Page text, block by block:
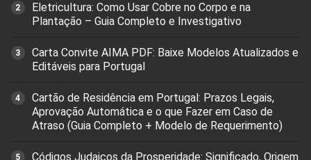
Eletricultura: Como Usar Cobre no Corpo e na
Plantação – Guia Completo e Investigativo
Carta Convite AIMA PDF: Baixe Modelos Atualizados e
Editáveis para Portugal
Cartão de Residência em Portugal: Prazos Legais,
Aprovação Automática e o que Fazer em Caso de
Atraso (Guia Completo + Modelo de Requerimento)
Códigos Judaicos da Prosperidade: Significado, Origem